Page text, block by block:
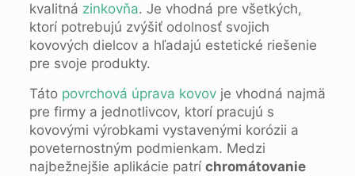
kvalitná zinkovňa. Je vhodná pre všetkých,
ktorí potrebujú zvýšiť odolnosť svojich
kovových dielcov a hľadajú estetické riešenie
pre svoje produkty.
Táto povrchová úprava kovovje vhodná najmä
pre firmy a jednotlivcov, ktorí pracujú s
kovovými výrobkami vystavenými korózii a
poveternostným podmienkam. Medzi
najbežnejšie aplikácie patrí chromátovanie